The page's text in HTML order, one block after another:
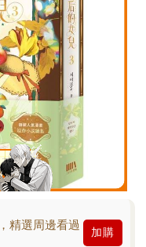
精選周邊看過
加購